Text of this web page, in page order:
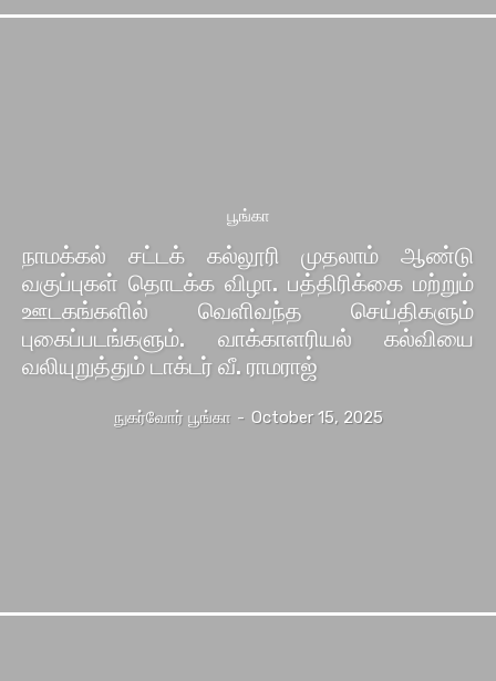
பூங்கா
நாமக்கல் சட்டக் கல்லூரி முதலாம் ஆண்டு
வகுப்புகள் தொடக்க விழா. பத்திரிக்கை மற்றும்
ஊடகங்களில் வெளிவந்த செய்திகளும்
புகைப்படங்களும். வாக்காளரியல் கல்வியை
வலியுறுத்தும் டாக்டர் வீ. ராமராஜ்
நுகர்வோர் பூங்கா - October 15, 2025